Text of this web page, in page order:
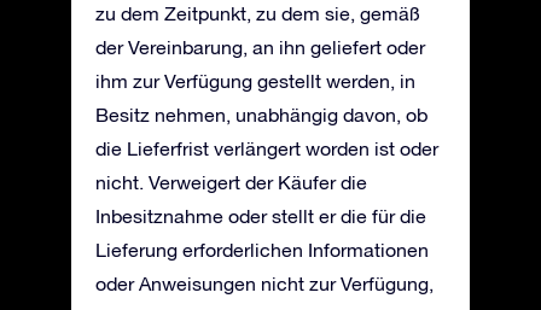
zu dem Zeitpunkt, zu dem sie, gemäß
der Vereinbarung, an ihn geliefert oder
ihm zur Verfügung gestellt werden, in
Besitz nehmen, unabhängig davon, ob
die Lieferfrist verlängert worden ist oder
nicht. Verweigert der Käufer die
Inbesitznahme oder stellt er die für die
Lieferung erforderlichen Informationen
oder Anweisungen nicht zur Verfügung,